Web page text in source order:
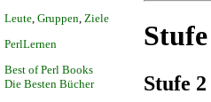
Leute Gruppen Ziele
PerlLernen
Best of Perl Books
Die Besten Bücher
Stufe